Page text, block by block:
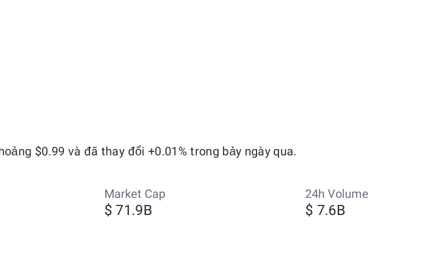
$0.99 và đã thay đổi +0.01% trong bảy ngày qua.
Market Cap
$ 71.9B
24h Volume
$ 7.6B